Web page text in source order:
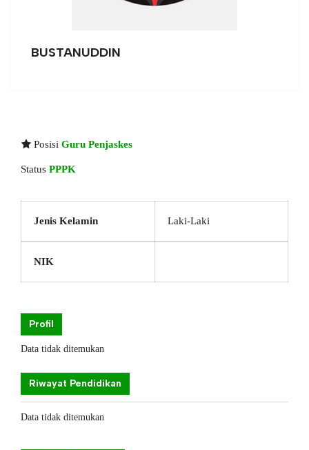
BUSTANUDDIN
Posisi Guru Penjaskes
Status PPPK
Jenis Kelamin Laki-Laki
NIK
Profil
Data tidak ditemukan
Riwayat Pendidikan
Data tidak ditemukan